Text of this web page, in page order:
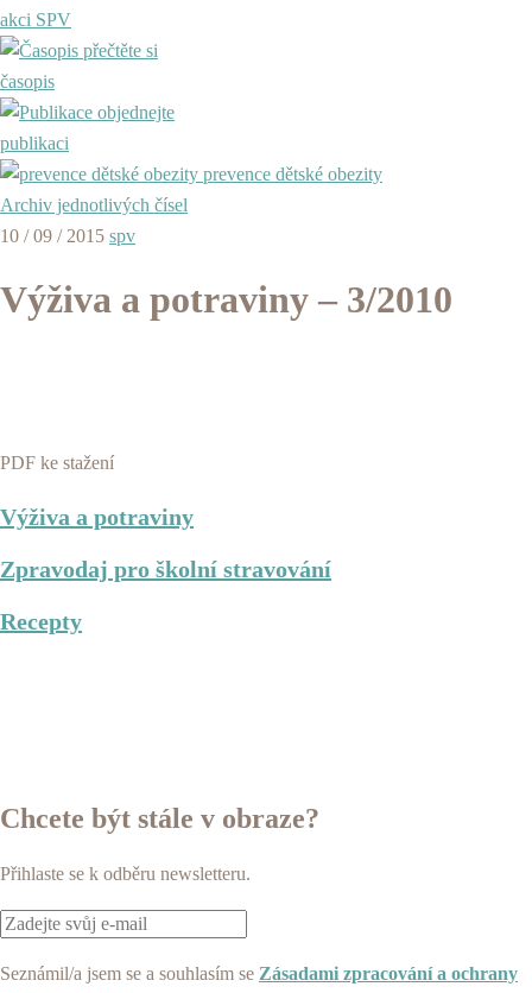
akci SPV
přečtěte si
časopis
objednejte
publikaci
prevence dětské obezity
Archiv jednotlivých čísel
10 / 09 / 2015 spv
Výživa a potraviny – 3/2010
PDF ke stažení
Výživa a potraviny
Zpravodaj pro školní stravování
Recepty
Chcete být stále v obraze?
Přihlaste se k odběru newsletteru.
Seznámil/a jsem se a souhlasím se Zásadami zpracování a ochrany